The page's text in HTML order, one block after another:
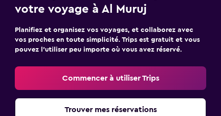
votre voyage à Al Muruj
Planifiez et organisez vos voyages, et collaborez avec
vos proches en toute simplicité. Trips est gratuit et vous
pouvez l’utiliser peu importe où vous avez réservé.
Commencer à utiliser Trips
Trouver mes réservations